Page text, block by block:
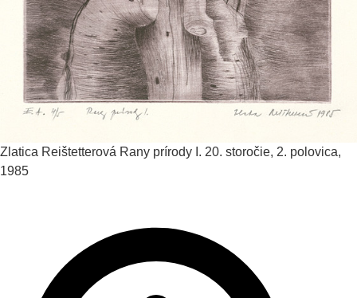
Zlatica Reištetterová Rany prírody I. 20. storočie, 2. polovica,
1985